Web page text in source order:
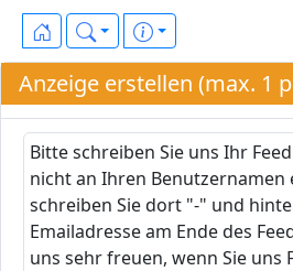
Anzeige erstellen (max. 1
Bitte schreiben Sie uns Ihr
nicht an Ihren Benutzernamen
schreiben Sie dort "-" und
Emailadresse am Ende des
uns sehr freuen, wenn Sie uns